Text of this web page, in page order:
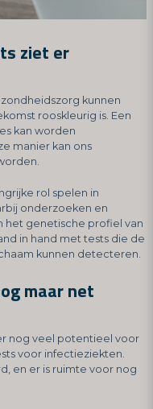
ziet er
kunnen
rooskleurig is. Een
kan worden
manier kan ons
rol spelen in
onderzoeken en
het genetische profiel van
in hand met tests die de
kunnen detecteren.
maar net
nog veel potentieel voor
voor infectieziekten.
en er is ruimte voor nog